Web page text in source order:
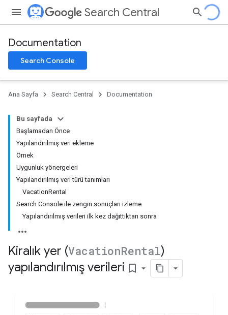
Search Central
Documentation
Search Console
Ana Sayfa Search Central Documentation
Bu sayfada
Başlamadan Önce
Yapılandırılmış veri ekleme
Örnek
Uygunluk yönergeleri
Yapılandırılmış veri türü tanımları
VacationRental
Search Console ile zengin sonuçları izleme
Yapılandırılmış verileri ilk kez dağıttıktan sonra
Kiralık yer (VacationRental)
yapılandırılmış verileri bookmark_border